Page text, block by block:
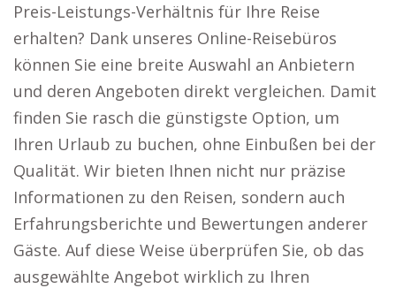
Preis-Leistungs-Verhältnis für Ihre Reise
erhalten? Dank unseres Online-Reisebüros
können Sie eine breite Auswahl an Anbietern
und deren Angeboten direkt vergleichen. Damit
finden Sie rasch die günstigste Option, um
Ihren Urlaub zu buchen, ohne Einbußen bei der
Qualität. Wir bieten Ihnen nicht nur präzise
Informationen zu den Reisen, sondern auch
Erfahrungsberichte und Bewertungen anderer
Gäste. Auf diese Weise überprüfen Sie, ob das
ausgewählte Angebot wirklich zu Ihren